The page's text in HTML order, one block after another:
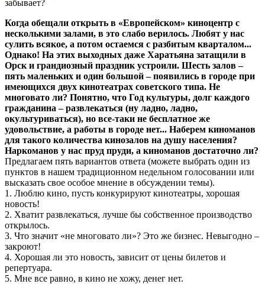
Когда обещали открыть в «Европейском» киноцентр с
несколькими залами, в это слабо верилось. Любят у нас
сулить всякое, а потом остаемся с разбитым кварталом...
Однако! На этих выходных даже Харатьяна затащили в
Орск и грандиозный праздник устроили. Шесть залов –
пять маленьких и один большой – появились в городе при
имеющихся двух кинотеатрах советского типа. Не
многовато ли? Понятно, что Год культуры, долг каждого
гражданина – развлекаться (ну ладно, ладно,
окультуриваться), но все-таки не бесплатное же
удовольствие, а работы в городе нет... Наберем киноманов
для такого количества кинозалов на душу населения?
Наркоманов у нас пруд пруди, а киноманов достаточно ли?
Предлагаем пять вариантов ответа (можете выбрать один из
пунктов в нашем традиционном недельном голосовании или
высказать свое особое мнение в обсуждении темы).
1. Люблю кино, пусть конкурируют кинотеатры, хорошая
новость!
2. Хватит развлекаться, лучше бы собственное производство
открылось.
3. Что значит «не многовато ли»? Это же бизнес. Невыгодно –
закроют!
4. Хорошая ли это новость, зависит от цены билетов и
репертуара.
5. Мне все равно, в кино не хожу, денег нет.